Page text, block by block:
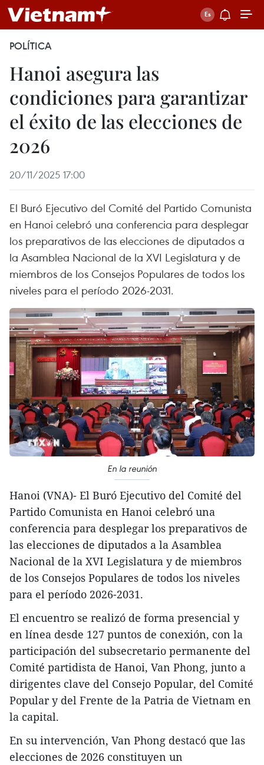
POLÍTICA
Hanoi asegura las
condiciones para garantizar
el éxito de las elecciones de
2026
20/11/2025 17:00
El Buró Ejecutivo del Comité del Partido Comunista
en Hanoi celebró una conferencia para desplegar
los preparativos de las elecciones de diputados a
la Asamblea Nacional de la XVI Legislatura y de
miembros de los Consejos Populares de todos los
niveles para el período 2026-2031.
En la reunión
Hanoi (VNA)- El Buró Ejecutivo del Comité del
Partido Comunista en Hanoi celebró una
conferencia para desplegar los preparativos de
las elecciones de diputados a la Asamblea
Nacional de la XVI Legislatura y de miembros
de los Consejos Populares de todos los niveles
para el período 2026-2031.
El encuentro se realizó de forma presencial y
en línea desde 127 puntos de conexión, con la
participación del subsecretario permanente del
Comité partidista de Hanoi, Van Phong, junto a
dirigentes clave del Consejo Popular, del Comité
Popular y del Frente de la Patria de Vietnam en
la capital.
En su intervención, Van Phong destacó que las
elecciones de 2026 constituyen un